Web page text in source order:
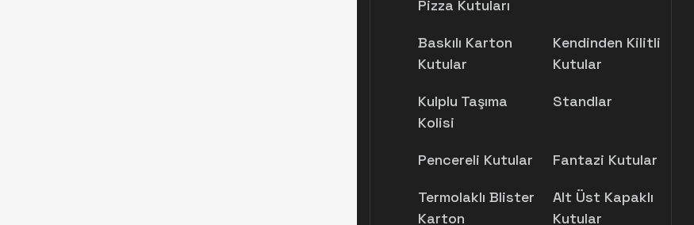
Pizza Kutuları
Baskılı Karton
Kutular
Kendinden Kilitli
Kutular
Kulplu Taşıma
Kolisi
Standlar
Pencereli Kutular Fantazi Kutular
Termolaklı Blister
Karton
Alt Üst Kapaklı
Kutular